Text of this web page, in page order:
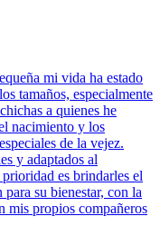
mi vida ha estado
tamaños, especialmente
a quienes he
nacimiento y los
de la vejez.
y adaptados al
es brindarles el
su bienestar, con la
mis propios compañeros